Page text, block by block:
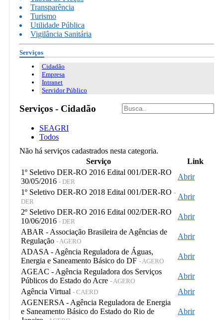
Transparência
Turismo
Utilidade Pública
Vigilância Sanitária
Serviços
Cidadão
Empresa
Intranet
Servidor Público
Serviços - Cidadão
SEAGRI
Todos
Não há serviços cadastrados nesta categoria.
Serviço
Link
1º Seletivo DER-RO 2016 Edital 001/DER-RO
30/05/2016 - DER
Abrir
1º Seletivo DER-RO 2018 Edital 001/DER-RO -
DER
Abrir
2º Seletivo DER-RO 2016 Edital 002/DER-RO
10/06/2016 - DER
Abrir
ABAR - Associação Brasileira de Agências de
Regulação - AGERO
Abrir
ADASA - Agência Reguladora de Águas,
Energia e Saneamento Básico do DF - AGERO
Abrir
AGEAC - Agência Reguladora dos Serviços
Públicos do Estado do Acre - AGERO
Abrir
Agência Virtual - CAERD
Abrir
AGENERSA - Agência Reguladora de Energia
e Saneamento Básico do Estado do Rio de
Abrir